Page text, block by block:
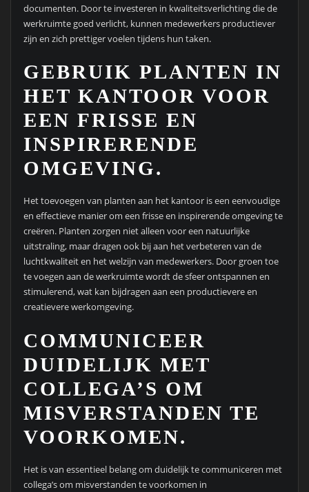
documenten. Door te investeren in kwaliteitsverlichting die de
werkruimte goed verlicht, kunnen medewerkers productiever
zijn en zich prettiger voelen tijdens hun taken.
GEBRUIK PLANTEN IN
HET KANTOOR VOOR
EEN FRISSE EN
INSPIRERENDE
OMGEVING.
Het toevoegen van planten aan het kantoor is een eenvoudige
en effectieve manier om een frisse en inspirerende omgeving te
creëren. Planten zorgen niet alleen voor een natuurlijke
uitstraling, maar dragen ook bij aan het verbeteren van de
luchtkwaliteit en het welzijn van medewerkers. Door groen toe
te voegen aan de werkruimte wordt de sfeer ontspannen en
stimulerend, wat kan bijdragen aan een productievere en
creatievere werkomgeving.
COMMUNICEER
DUIDELIJK MET
COLLEGA’S OM
MISVERSTANDEN TE
VOORKOMEN.
Het is van essentieel belang om duidelijk te communiceren met
collega’s om misverstanden te voorkomen in